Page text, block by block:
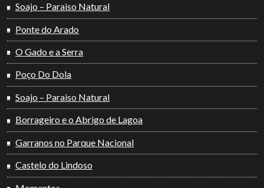
Soajo – Paraiso Natural
Ponte do Arado
O Gado e a Serra
Poço Do Dola
Soajo – Paraiso Natural
Borrageiro e o Abrigo de Lagoa
Garranos no Parque Nacional
Castelo do Lindoso